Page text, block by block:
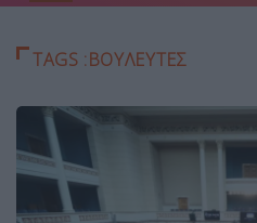
TAGS :ΒΟΥΛΕΥΤΈΣ